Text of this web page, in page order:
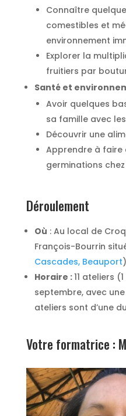
Connaître
comestibles et
environnement
Explorer la
fruitiers par
Santé et
Avoir quelques
sa famille avec
Découvrir une
Apprendre à faire
germinations
Déroulement
Où : Au local de
François-Bourrin
Cascades, Beauport)
Horaire :11 ateliers
septembre, avec
ateliers sont d’une
Votre formatrice :